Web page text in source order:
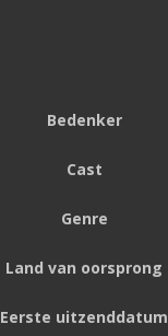
Bedenker
Cast
Genre
Land van oorsprong
Eerste uitzenddatum